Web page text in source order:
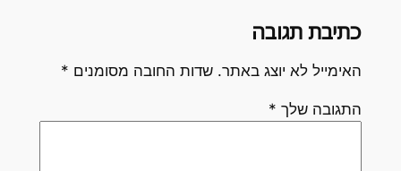
כתיבת תגובה
האימייל לא יוצג באתר. שדות החובה מסומנים *
התגובה שלך *